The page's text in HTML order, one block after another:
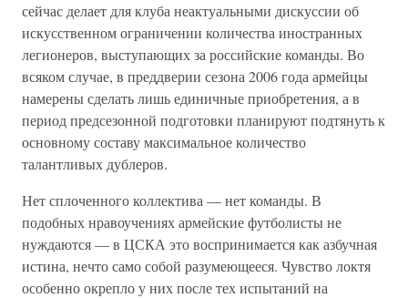
сейчас делает для клуба неактуальными дискуссии об
искусственном ограничении количества иностранных
легионеров, выступающих за российские команды. Во
всяком случае, в преддверии сезона 2006 года армейцы
намерены сделать лишь единичные приобретения, а в
период предсезонной подготовки планируют подтянуть к
основному составу максимальное количество
талантливых дублеров.
Нет сплоченного коллектива — нет команды. В
подобных нравоучениях армейские футболисты не
нуждаются — в ЦСКА это воспринимается как азбучная
истина, нечто само собой разумеющееся. Чувство локтя
особенно окрепло у них после тех испытаний на